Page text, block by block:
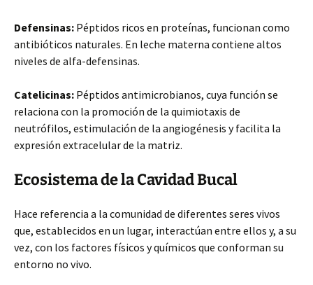
Defensinas: Péptidos ricos en proteínas, funcionan como
antibióticos naturales. En leche materna contiene altos
niveles de alfa-defensinas.
Catelicinas: Péptidos antimicrobianos, cuya función se
relaciona con la promoción de la quimiotaxis de
neutrófilos, estimulación de la angiogénesis y facilita la
expresión extracelular de la matriz.
Ecosistema de la Cavidad Bucal
Hace referencia a la comunidad de diferentes seres vivos
que, establecidos en un lugar, interactúan entre ellos y, a su
vez, con los factores físicos y químicos que conforman su
entorno no vivo.